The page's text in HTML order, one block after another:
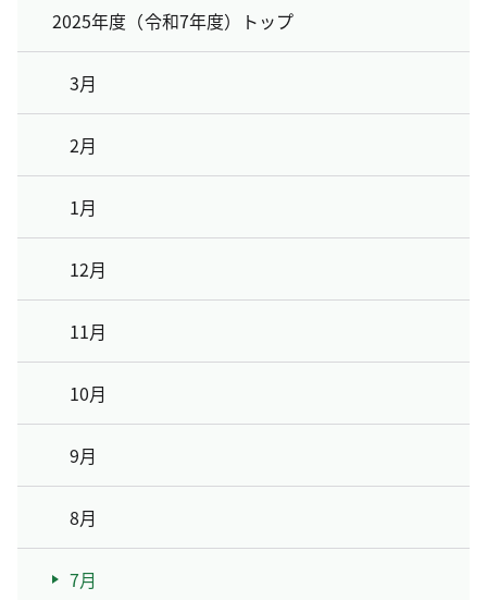
2025年度（令和7年度）トップ
3月
2月
1月
12月
11月
10月
9月
8月
7月